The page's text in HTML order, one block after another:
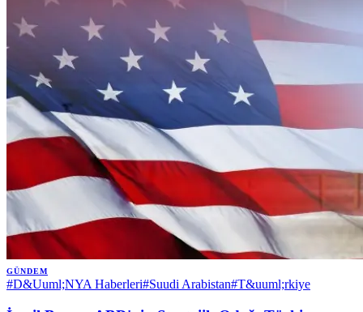
GÜNDEM
#D&Uuml;NYA Haberleri#Suudi Arabistan#T&uuml;rkiye